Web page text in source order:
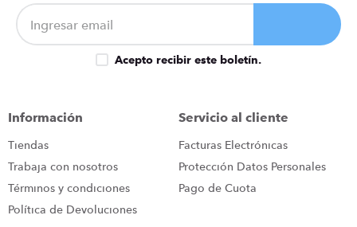
Acepto recibir este boletín.
Información
Tiendas
Trabaja con nosotros
Términos y condiciones
Política de Devoluciones
Servicio al cliente
Facturas Electrónicas
Protección Datos Personales
Pago de Cuota